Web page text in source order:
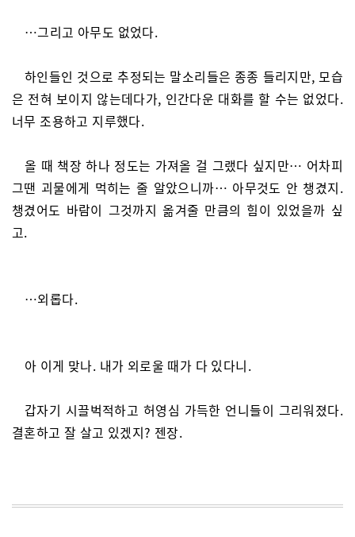
…그리고 아무도 없었다.
하인들인 것으로 추정되는 말소리들은 종종 들리지만, 모습
은 전혀 보이지 않는데다가, 인간다운 대화를 할 수는 없었다.
너무 조용하고 지루했다.
올 때 책장 하나 정도는 가져올 걸 그랬다 싶지만… 어차피
그땐 괴물에게 먹히는 줄 알았으니까… 아무것도 안 챙겼지.
챙겼어도 바람이 그것까지 옮겨줄 만큼의 힘이 있었을까 싶
고.
…외롭다.
아 이게 맞나. 내가 외로울 때가 다 있다니.
갑자기 시끌벅적하고 허영심 가득한 언니들이 그리워졌다.
결혼하고 잘 살고 있겠지? 젠장.